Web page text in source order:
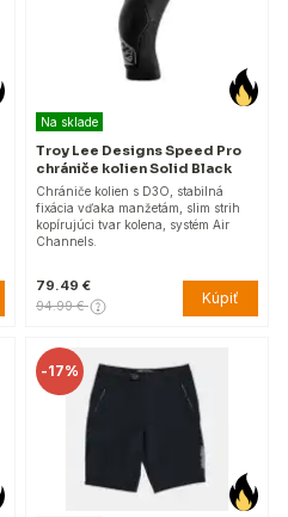
Na sklade
Troy Lee Designs Speed Pro
chrániče kolien Solid Black
Chrániče kolien s D3O, stabilná
fixácia vďaka manžetám, slim strih
kopírujúci tvar kolena, systém Air
Channels.
79.49 €
94.99 € Kúpiť
-17%